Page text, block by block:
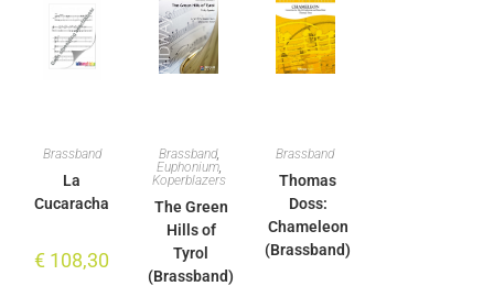
Brassband
La
Cucaracha
€ 108,30
Brassband,
Euphonium,
Koperblazers
The Green
Hills of
Tyrol
(Brassband)
Brassband
Thomas
Doss:
Chameleon
(Brassband)